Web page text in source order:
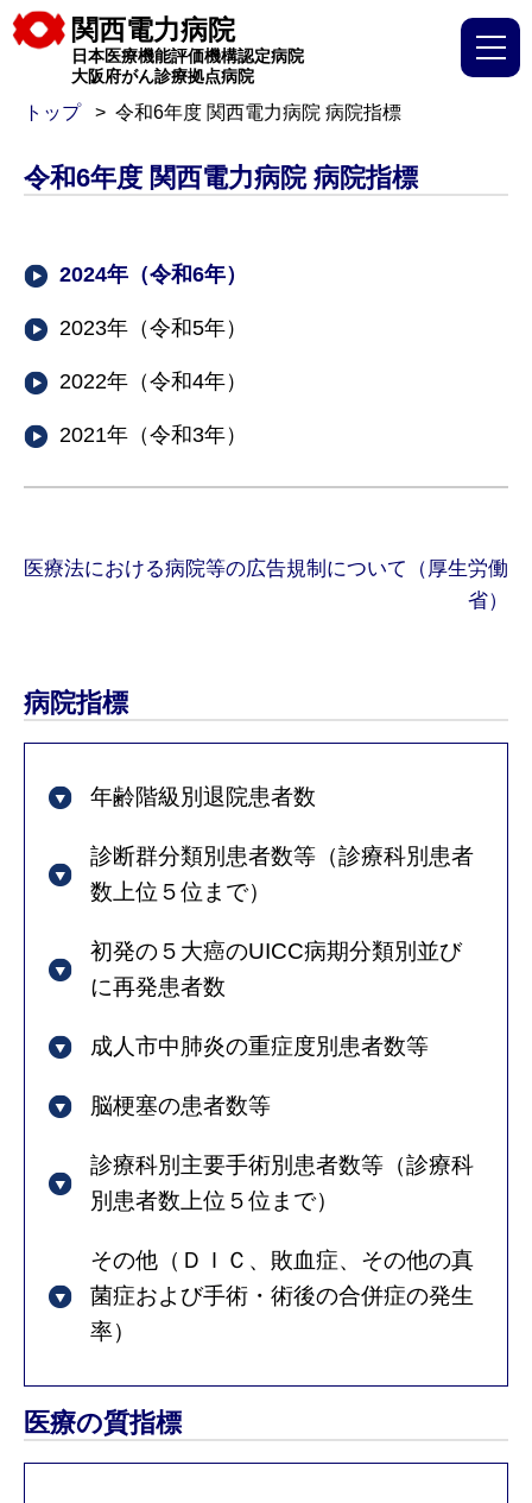
関西電力病院
日本医療機能評価機構認定病院
大阪府がん診療拠点病院
トップ 令和6年度 関西電力病院 病院指標
令和6年度 関西電力病院 病院指標
2024年（令和6年）
2023年（令和5年）
2022年（令和4年）
2021年（令和3年）
医療法における病院等の広告規制について（厚生労働
省）
病院指標
年齢階級別退院患者数
診断群分類別患者数等（診療科別患者
数上位５位まで）
初発の５大癌のUICC病期分類別並び
に再発患者数
成人市中肺炎の重症度別患者数等
脳梗塞の患者数等
診療科別主要手術別患者数等（診療科
別患者数上位５位まで）
その他（ＤＩＣ、敗血症、その他の真
菌症および手術・術後の合併症の発生
率）
医療の質指標